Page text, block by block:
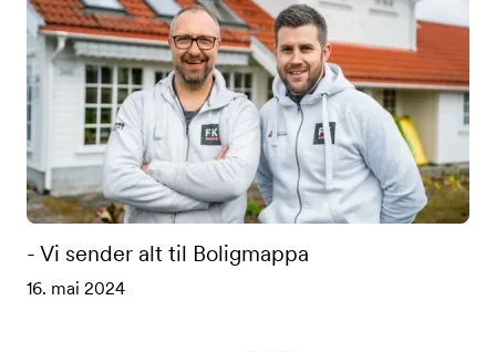
- Vi sender alt til Boligmappa
16. mai 2024